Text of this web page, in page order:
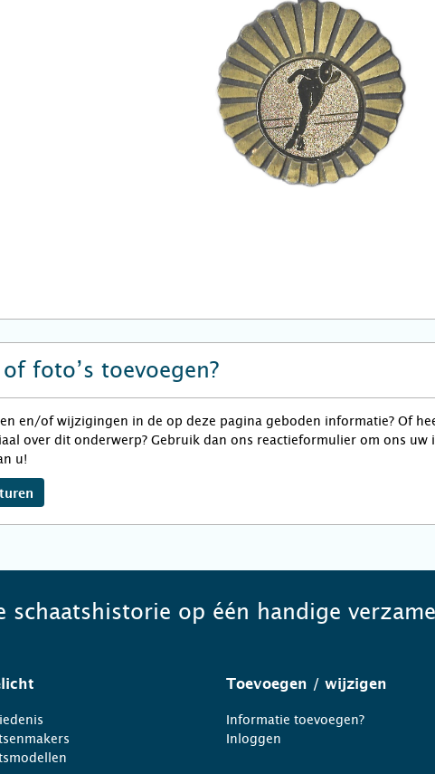
foto’s toevoegen?
en/of wijzigingen in de op deze pagina geboden informatie? Of
over dit onderwerp? Gebruik dan ons reactieformulier om ons uw
u!
schaatshistorie op één handige
Toevoegen / wijzigen
Informatie toevoegen?
Inloggen